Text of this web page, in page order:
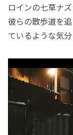
ロインの七草ナ
彼らの散歩道を
ているような気